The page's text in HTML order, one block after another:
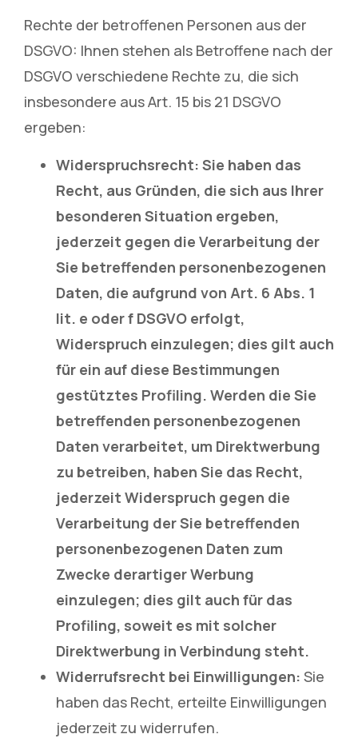
Rechte der betroffenen Personen aus der
DSGVO: Ihnen stehen als Betroffene nach der
DSGVO verschiedene Rechte zu, die sich
insbesondere aus Art. 15 bis 21 DSGVO
ergeben:
Widerspruchsrecht: Sie haben das
Recht, aus Gründen, die sich aus Ihrer
besonderen Situation ergeben,
jederzeit gegen die Verarbeitung der
Sie betreffenden personenbezogenen
Daten, die aufgrund von Art. 6 Abs. 1
lit. e oder f DSGVO erfolgt,
Widerspruch einzulegen; dies gilt auch
für ein auf diese Bestimmungen
gestütztes Profiling. Werden die Sie
betreffenden personenbezogenen
Daten verarbeitet, um Direktwerbung
zu betreiben, haben Sie das Recht,
jederzeit Widerspruch gegen die
Verarbeitung der Sie betreffenden
personenbezogenen Daten zum
Zwecke derartiger Werbung
einzulegen; dies gilt auch für das
Profiling, soweit es mit solcher
Direktwerbung in Verbindung steht.
Widerrufsrecht bei Einwilligungen: Sie
haben das Recht, erteilte Einwilligungen
jederzeit zu widerrufen.